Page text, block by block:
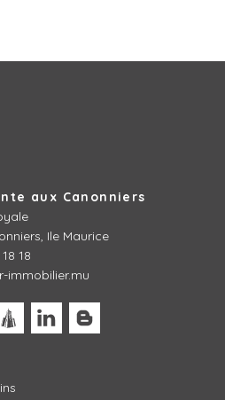
aux Canonniers
Ile Maurice
18
immobilier.mu